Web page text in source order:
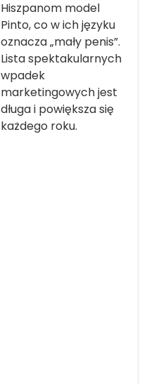
Hiszpanom model
Pinto, co w ich języku
oznacza „mały penis”.
Lista spektakularnych
wpadek
marketingowych jest
długa i powiększa się
każdego roku.